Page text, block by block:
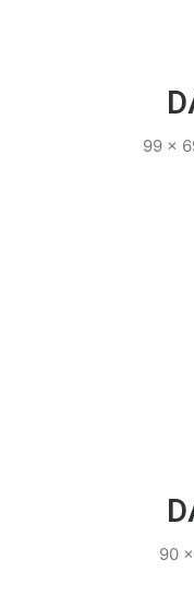
99 x
90